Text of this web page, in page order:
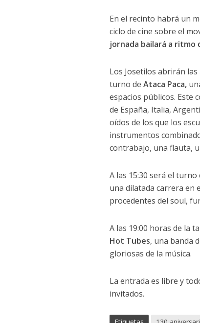
En el recinto habrá un
ciclo de cine sobre el
jornada bailará a ritmo
Los Josetilos abrirán las
turno deAtaca Paca,
espacios públicos. Este
de España, Italia,
oídos de los que los
instrumentos
contrabajo, una flauta,
A las 15:30 será el turno
una dilatada carrera en
procedentes del soul,
A las 19:00 horas de la
Hot Tubes, una banda
gloriosas de la música.
La entrada es libre y
invitados.